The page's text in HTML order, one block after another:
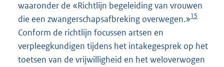
waaronder de «Richtlijn begeleiding van vrouwen
die een zwangerschapsafbreking overwegen.»15
Conform de richtlijn focussen artsen en
verpleegkundigen tijdens het intakegesprek op het
toetsen van de vrijwilligheid en het weloverwogen